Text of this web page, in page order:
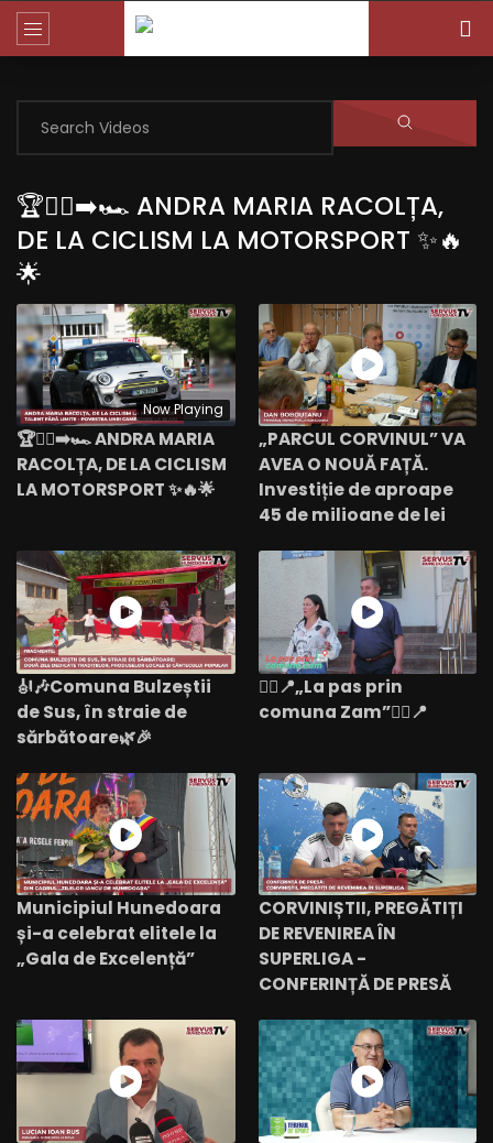
🏆🚴‍♀️➡️🏎️ ANDRA MARIA RACOLȚA,
DE LA CICLISM LA MOTORSPORT ✨🔥
🌟
Now Playing
🏆🚴‍♀️➡️🏎️ ANDRA MARIA
RACOLȚA, DE LA CICLISM
LA MOTORSPORT ✨🔥🌟
„PARCUL CORVINUL” VA
AVEA O NOUĂ FAȚĂ.
Investiție de aproape
45 de milioane de lei
🎻🎶Comuna Bulzeștii
de Sus, în straie de
sărbătoare🌿🎉
🚶‍♂️📍„La pas prin
comuna Zam”🚶‍♂️📍
Municipiul Hunedoara
și-a celebrat elitele la
„Gala de Excelență”
CORVINIȘTII, PREGĂTIȚI
DE REVENIREA ÎN
SUPERLIGA -
CONFERINȚĂ DE PRESĂ